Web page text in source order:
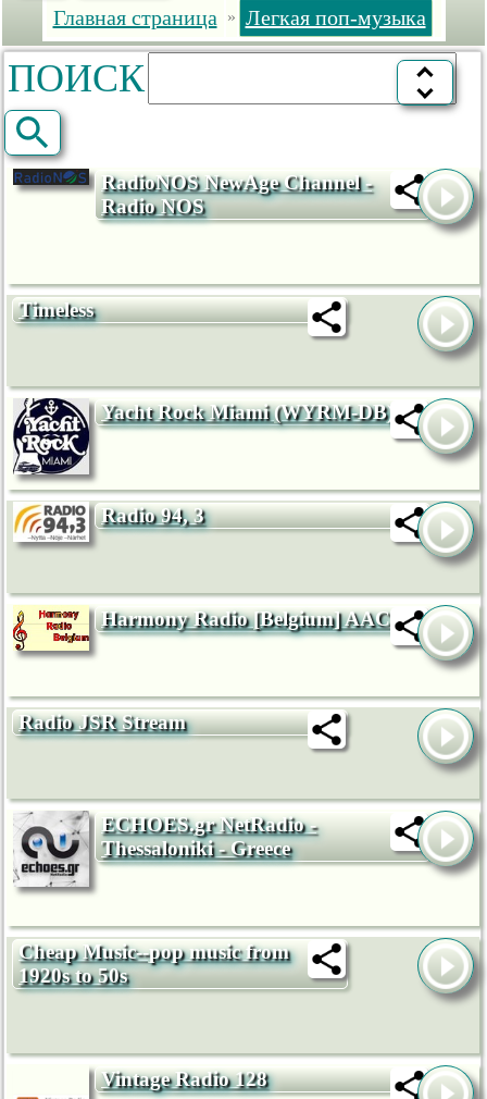
Главная страница » Легкая поп-музыка
ПОИСК
RadioNOS NewAge Channel -
Radio NOS
Timeless
Yacht Rock Miami (WYRM-DB)
Radio 94, 3
Harmony Radio [Belgium] AAC+
Radio JSR Stream
ECHOES.gr NetRadio -
Thessaloniki - Greece
Cheap Music--pop music from
1920s to 50s
Vintage Radio 128